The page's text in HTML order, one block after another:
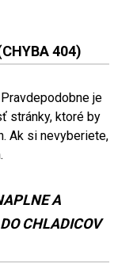
404)
je
stránky, ktoré by
Ak si nevyberiete,
A
CHLADICOV